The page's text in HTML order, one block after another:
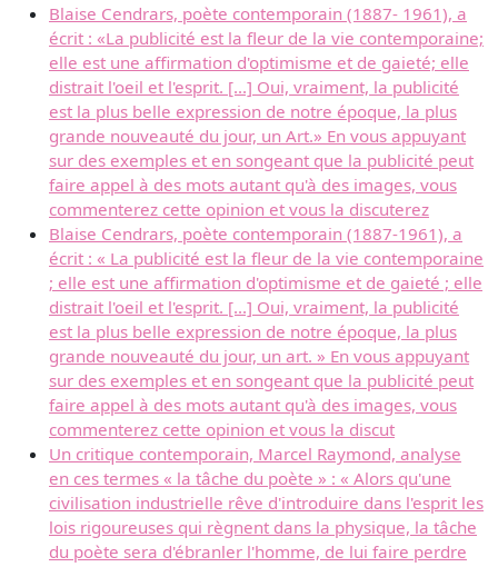
Blaise Cendrars, poète contemporain (1887- 1961), a
écrit : «La publicité est la fleur de la vie contemporaine;
elle est une affirmation d'optimisme et de gaieté; elle
distrait l'oeil et l'esprit. [...] Oui, vraiment, la publicité
est la plus belle expression de notre époque, la plus
grande nouveauté du jour, un Art.» En vous appuyant
sur des exemples et en songeant que la publicité peut
faire appel à des mots autant qu'à des images, vous
commenterez cette opinion et vous la discuterez
Blaise Cendrars, poète contemporain (1887-1961), a
écrit : « La publicité est la fleur de la vie contemporaine
; elle est une affirmation d'optimisme et de gaieté ; elle
distrait l'oeil et l'esprit. [...] Oui, vraiment, la publicité
est la plus belle expression de notre époque, la plus
grande nouveauté du jour, un art. » En vous appuyant
sur des exemples et en songeant que la publicité peut
faire appel à des mots autant qu'à des images, vous
commenterez cette opinion et vous la discut
Un critique contemporain, Marcel Raymond, analyse
en ces termes « la tâche du poète » : « Alors qu'une
civilisation industrielle rêve d'introduire dans l'esprit les
lois rigoureuses qui règnent dans la physique, la tâche
du poète sera d'ébranler l'homme, de lui faire perdre